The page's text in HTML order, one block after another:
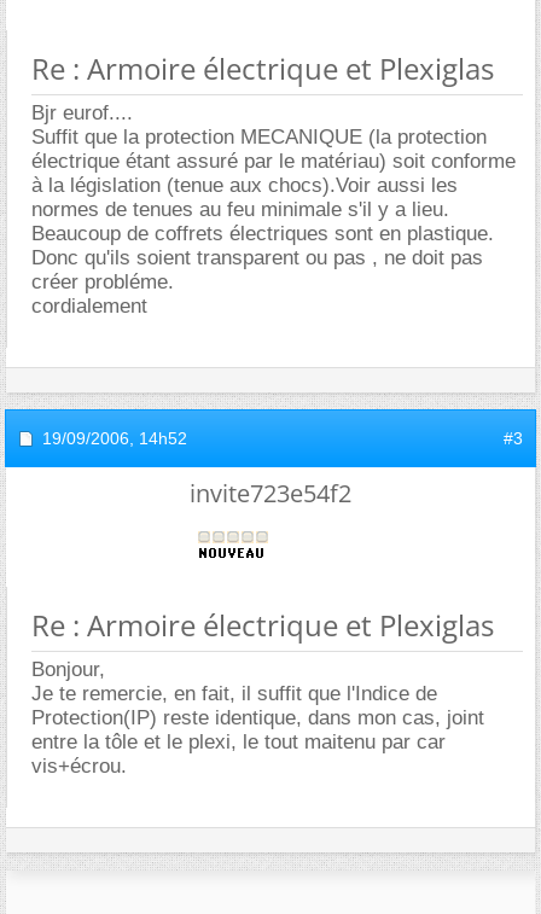
Re : Armoire électrique et Plexiglas
Bjr eurof....
Suffit que la protection MECANIQUE (la protection
électrique étant assuré par le matériau) soit conforme
à la législation (tenue aux chocs).Voir aussi les
normes de tenues au feu minimale s'il y a lieu.
Beaucoup de coffrets électriques sont en plastique.
Donc qu'ils soient transparent ou pas , ne doit pas
créer probléme.
cordialement
19/09/2006, 14h52 #3
invite723e54f2
Re : Armoire électrique et Plexiglas
Bonjour,
Je te remercie, en fait, il suffit que l'Indice de
Protection(IP) reste identique, dans mon cas, joint
entre la tôle et le plexi, le tout maitenu par car
vis+écrou.